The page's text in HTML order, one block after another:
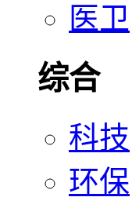
医卫
综合
科技
环保